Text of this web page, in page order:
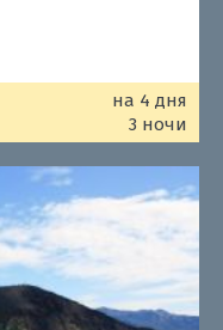
на 4 дня
3 ночи